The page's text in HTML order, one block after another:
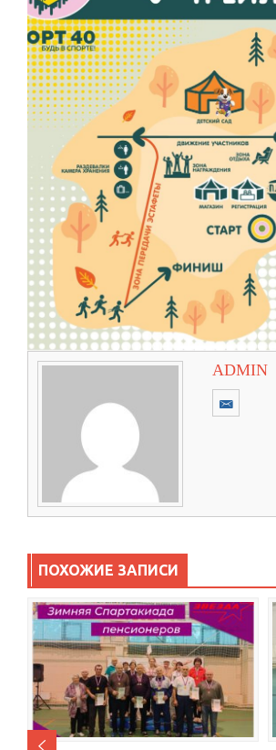
ADMIN
ПОХОЖИЕ ЗАПИСИ